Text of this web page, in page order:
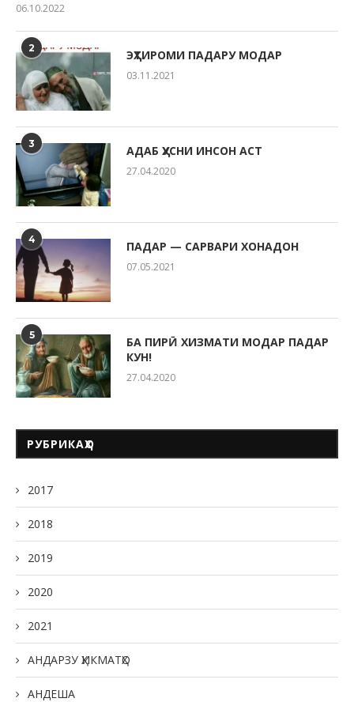
06.10.2022
2 ЭҲТИРОМИ ПАДАРУ МОДАР
03.11.2021
3 АДАБ ҲУСНИ ИНСОН АСТ
27.04.2020
4 ПАДАР — САРВАРИ ХОНАДОН
07.05.2021
5
БА ПИРӢ ХИЗМАТИ МОДАР ПАДАР
КУН!
27.04.2020
РУБРИКАҲО
2017
2018
2019
2020
2021
АНДАРЗУ ҲИКМАТҲО
АНДЕША